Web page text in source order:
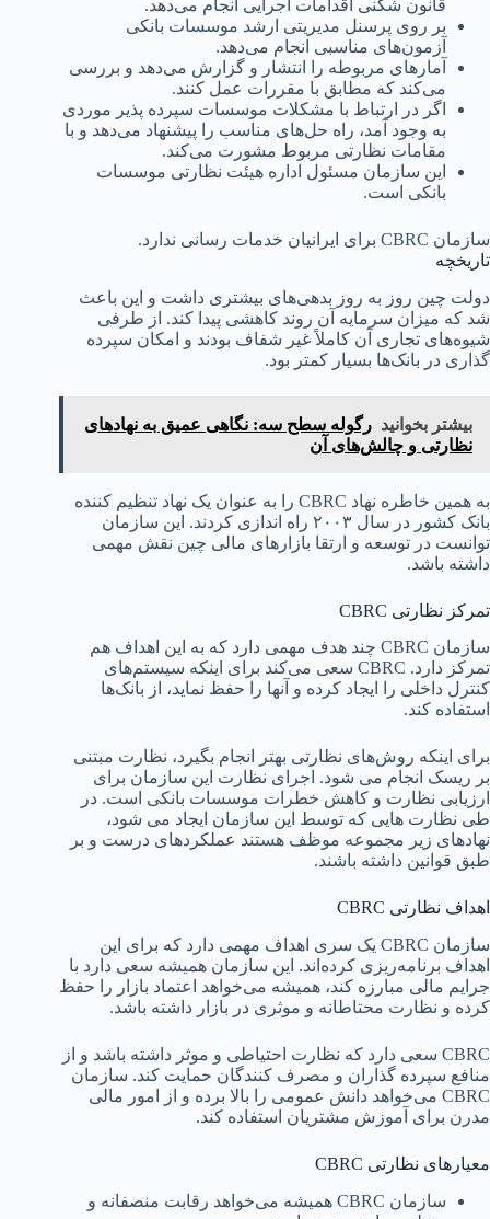
قانون شکنی اقدامات اجرایی انجام می‌دهد.
بر روی پرسنل مدیریتی ارشد موسسات بانکی
آزمون‌های مناسبی انجام می‌دهد.
آمارهای مربوطه را انتشار و گزارش می‌دهد و بررسی
می‌کند که مطابق با مقررات عمل کنند.
اگر در ارتباط با مشکلات موسسات سپرده پذیر موردی
به وجود آمد، راه حل‌های مناسب را پیشنهاد می‌دهد و با
مقامات نظارتی مربوط مشورت می‌کند.
این سازمان مسئول اداره هیئت نظارتی موسسات
بانکی است.
سازمان CBRC برای ایرانیان خدمات رسانی ندارد.
تاریخچه
دولت چین روز به روز بدهی‌های بیشتری داشت و این باعث
شد که میزان سرمایه آن روند کاهشی پیدا کند. از طرفی
شیوه‌های تجاری آن کاملاً غیر شفاف بودند و امکان سپرده
گذاری در بانک‌ها بسیار کمتر بود.
بیشتر بخوانید رگوله سطح سه: نگاهی عمیق به نهادهای
نظارتی و چالش‌های آن
به همین خاطره نهاد CBRC را به عنوان یک نهاد تنظیم کننده
بانک کشور در سال ۲۰۰۳ راه اندازی کردند. این سازمان
توانست در توسعه و ارتقا بازارهای مالی چین نقش مهمی
داشته باشد.
تمرکز نظارتی CBRC
سازمان CBRC چند هدف مهمی دارد که به این اهداف هم
تمرکز دارد. CBRC سعی می‌کند برای اینکه سیستم‌های
کنترل داخلی را ایجاد کرده و آنها را حفظ نماید، از بانک‌ها
استفاده کند.
برای اینکه روش‌های نظارتی بهتر انجام بگیرد، نظارت مبتنی
بر ریسک انجام می شود. اجرای نظارت این سازمان برای
ارزیابی نظارت و کاهش خطرات موسسات بانکی است. در
طی نظارت هایی که توسط این سازمان ایجاد می شود،
نهادهای زیر مجموعه موظف هستند عملکردهای درست و بر
طبق قوانین داشته باشند.
اهداف نظارتی CBRC
سازمان CBRC یک سری اهداف مهمی دارد که برای این
اهداف برنامه‌ریزی کرده‌اند. این سازمان همیشه سعی دارد با
جرایم مالی مبارزه کند، همیشه می‌خواهد اعتماد بازار را حفظ
کرده و نظارت محتاطانه و موثری در بازار داشته باشد.
CBRC سعی دارد که نظارت احتیاطی و موثر داشته باشد و از
منافع سپرده گذاران و مصرف کنندگان حمایت کند. سازمان
CBRC می‌خواهد دانش عمومی را بالا برده و از امور مالی
مدرن برای آموزش مشتریان استفاده کند.
معیارهای نظارتی CBRC
سازمان CBRC همیشه می‌خواهد رقابت منصفانه و